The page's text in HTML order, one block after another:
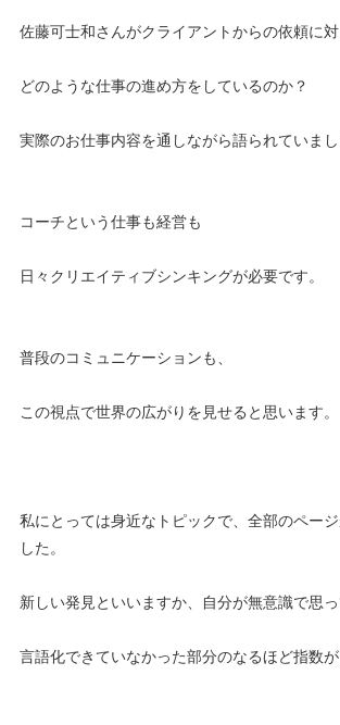
佐藤可士和さんがクライアントからの依頼に
どのような仕事の進め方をしているのか？
実際のお仕事内容を通しながら語られていまし
コーチという仕事も経営も
日々クリエイティブシンキングが必要です。
普段のコミュニケーションも、
この視点で世界の広がりを見せると思います。
私にとっては身近なトピックで、全部のペー
した。
新しい発見といいますか、自分が無意識で思
言語化できていなかった部分のなるほど指数が